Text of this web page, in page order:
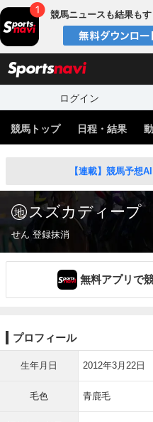
競馬ニュースも結果も
ログイン
競馬トップ 日程・結果
【連載】競馬予想
スズカディープ
せん 登録抹消
無料アプリで
プロフィール
生年月日 2012年3月22日
毛色 青鹿毛